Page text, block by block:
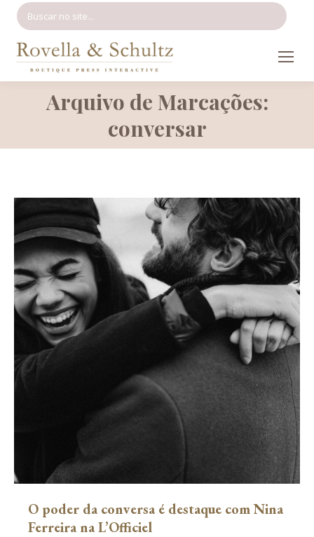
Arquivo de Marcações:
conversar
Você está aqui:
O poder da conversa é destaque com Nina
Ferreira na L’Officiel